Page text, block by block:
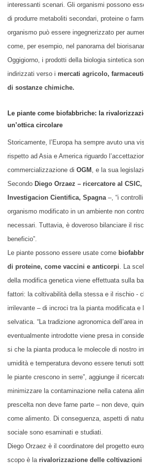
interessanti scenari. Gli organismi possono
di produrre metaboliti secondari, proteine o
organismo può essere ingegnerizzato per
come, per esempio, nel panorama del
Oggigiorno, i prodotti della biologia sintetica
indirizzati verso i mercati agricolo,
di sostanze chimiche.
Le piante come biofabbriche: la
un’ottica circolare
Storicamente, l’Europa ha sempre avuto una
rispetto ad Asia e America riguardo
commercializzazione di OGM , e la sua
Secondo Diego Orzaez – ricercatore al
Investigacion Cientifica, Spagna –, “i
organismo modificato in un ambiente non
necessari. Tuttavia, è doveroso bilanciare il
beneficio”.
Le piante possono essere usate come
di proteine, come vaccini e anticorpi . La
della modifica genetica viene effettuata sulla
fattori: la coltivabilità della stessa e il rischio -
irrilevante – di incroci tra la pianta modificata e
selvatica. “La tradizione agronomica dell’area
eventualmente introdotte viene presa in
si che la pianta produca le molecole di nostro
umidità e temperatura devono essere tenuti
le piante crescono in serre”, aggiunge il
minimizzare la contaminazione nella catena
prescelta non deve farne parte – non deve,
come alimento. Di conseguenza, aspetti di
sociale sono esaminati e studiati.
Diego Orzaez è il coordinatore del progetto
scopo è la rivalorizzazione delle coltivazioni